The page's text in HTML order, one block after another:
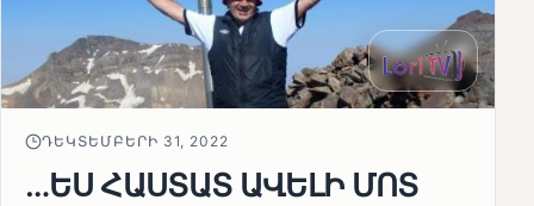
ԴԵԿՏԵՄԲԵՐԻ 31, 2022
…ԵՍ ՀԱՍՏԱՏ ԱՎԵԼԻ ՄՈՏ